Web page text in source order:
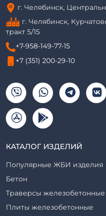
г. Челябинск,
г. Челябинск,
тракт 5/15
+7-958-149-77-15
+7 (351) 200-29-10
КАТАЛОГ ИЗДЕЛИЙ
Популярные ЖБИ изделия
Бетон
Траверсы железобетонные
Плиты железобетонные